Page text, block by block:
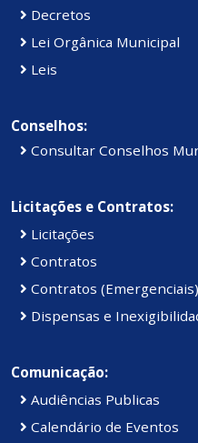
Decretos
Lei Orgânica Municipal
Leis
Conselhos:
Consultar Conselhos
Licitações e Contratos:
Licitações
Contratos
Contratos (Emergenciais)
Dispensas e
Comunicação:
Audiências Publicas
Calendário de Eventos